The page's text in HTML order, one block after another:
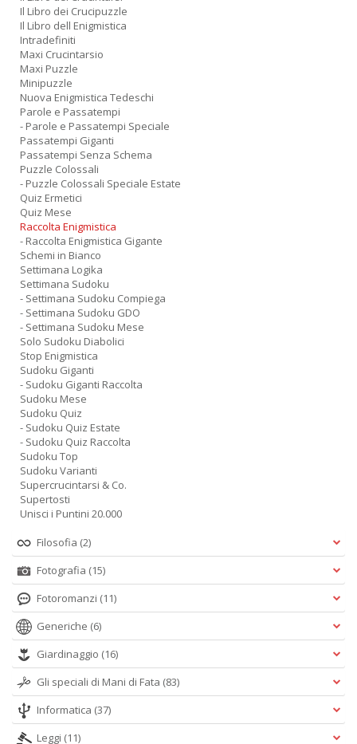
Il Libro dei Crucipuzzle
Il Libro dell Enigmistica
Intradefiniti
Maxi Crucintarsio
Maxi Puzzle
Minipuzzle
Nuova Enigmistica Tedeschi
Parole e Passatempi
- Parole e Passatempi Speciale
Passatempi Giganti
Passatempi Senza Schema
Puzzle Colossali
- Puzzle Colossali Speciale Estate
Quiz Ermetici
Quiz Mese
Raccolta Enigmistica
- Raccolta Enigmistica Gigante
Schemi in Bianco
Settimana Logika
Settimana Sudoku
- Settimana Sudoku Compiega
- Settimana Sudoku GDO
- Settimana Sudoku Mese
Solo Sudoku Diabolici
Stop Enigmistica
Sudoku Giganti
- Sudoku Giganti Raccolta
Sudoku Mese
Sudoku Quiz
- Sudoku Quiz Estate
- Sudoku Quiz Raccolta
Sudoku Top
Sudoku Varianti
Supercrucintarsi & Co.
Supertosti
Unisci i Puntini 20.000
Filosofia (2)
Fotografia (15)
Fotoromanzi (11)
Generiche (6)
Giardinaggio (16)
Gli speciali di Mani di Fata (83)
Informatica (37)
Leggi (11)